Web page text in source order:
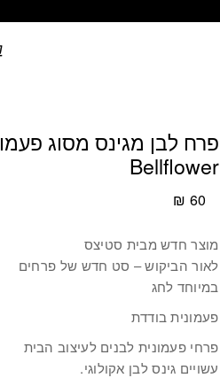
Bellflower
₪ 60
מוצר חדש מבית סטיצס
לאור הביקוש – סט חדש של פרחים
במיוחד לחג
פעמונית בודדת
פרחי פעמונית לבנים לעיצוב הבית
עשויים גינס לבן אקולוגי.